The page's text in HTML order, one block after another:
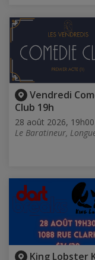
Vendredi
Club 19h
28 août 2026, 19h00
Le Baratineur,
King Lobster